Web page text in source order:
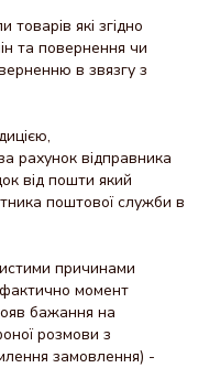
товарів які згідно
та повернення чи
в звязгу з
рахунок відправника
від пошти який
поштової служби в
причинами
момент
бажання на
розмови з
замовлення) -